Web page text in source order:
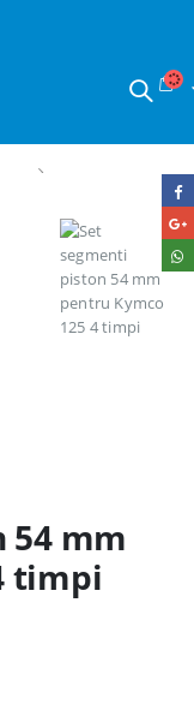
54 mm
timpi